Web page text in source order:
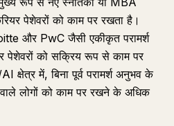
पेशेवरों को काम पर रखता है।
और PwC जैसी एकीकृत परामर्श
पेशेवरों को सक्रिय रूप से काम पर
में, बिना पूर्व परामर्श अनुभव के
लोगों को काम पर रखने के अधिक